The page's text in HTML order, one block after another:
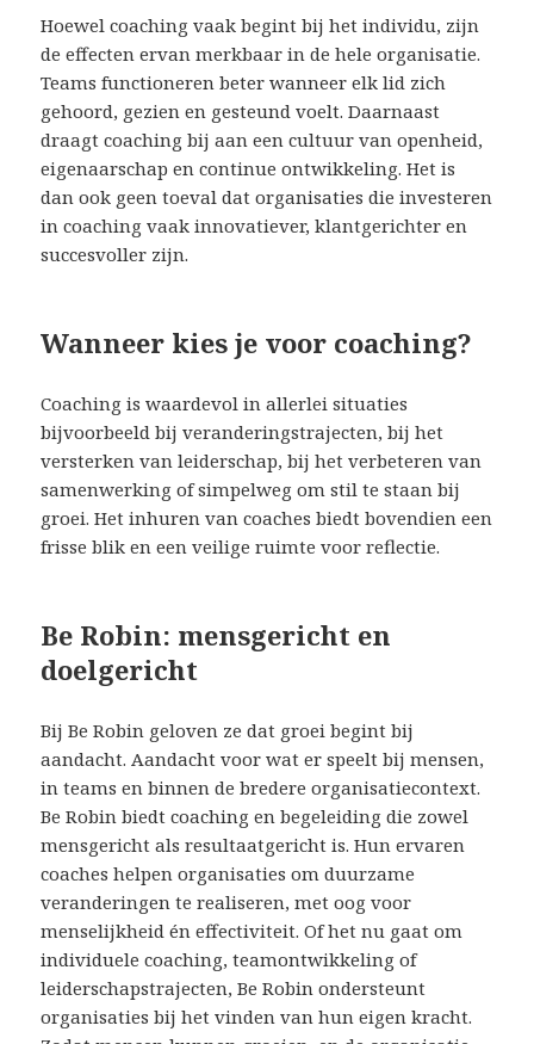
Hoewel coaching vaak begint bij het individu, zijn
de effecten ervan merkbaar in de hele organisatie.
Teams functioneren beter wanneer elk lid zich
gehoord, gezien en gesteund voelt. Daarnaast
draagt coaching bij aan een cultuur van openheid,
eigenaarschap en continue ontwikkeling. Het is
dan ook geen toeval dat organisaties die investeren
in coaching vaak innovatiever, klantgerichter en
succesvoller zijn.
Wanneer kies je voor coaching?
Coaching is waardevol in allerlei situaties
bijvoorbeeld bij veranderingstrajecten, bij het
versterken van leiderschap, bij het verbeteren van
samenwerking of simpelweg om stil te staan bij
groei. Het inhuren van coaches biedt bovendien een
frisse blik en een veilige ruimte voor reflectie.
Be Robin: mensgericht en
doelgericht
Bij Be Robin geloven ze dat groei begint bij
aandacht. Aandacht voor wat er speelt bij mensen,
in teams en binnen de bredere organisatiecontext.
Be Robin biedt coaching en begeleiding die zowel
mensgericht als resultaatgericht is. Hun ervaren
coaches helpen organisaties om duurzame
veranderingen te realiseren, met oog voor
menselijkheid én effectiviteit. Of het nu gaat om
individuele coaching, teamontwikkeling of
leiderschapstrajecten, Be Robin ondersteunt
organisaties bij het vinden van hun eigen kracht.